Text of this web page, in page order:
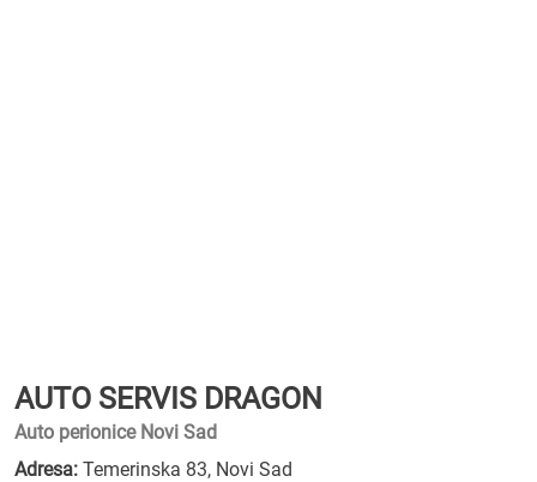
AUTO SERVIS DRAGON
Auto perionice Novi Sad
Adresa: Temerinska 83, Novi Sad